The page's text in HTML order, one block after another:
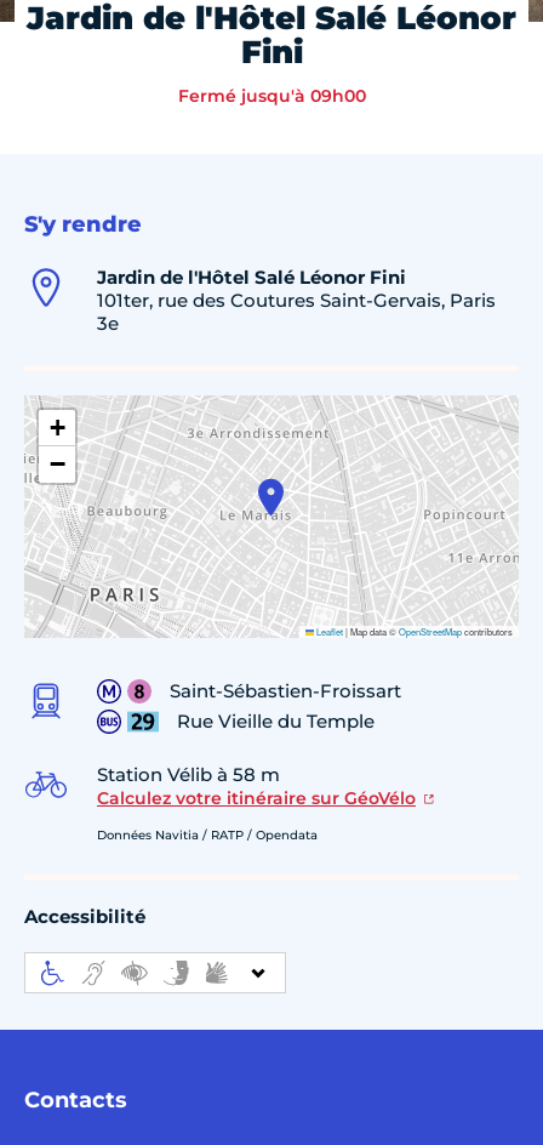
Jardin de l'Hôtel Salé Léonor
Fini
Fermé jusqu'à 09h00
S'y rendre
Jardin de l'Hôtel Salé Léonor Fini
101ter, rue des Coutures Saint-Gervais, Paris
3e
+
−
Leaflet|Map data ©OpenStreetMapcontributors
Saint-Sébastien-Froissart
Rue Vieille du Temple
Station Vélib à 58 m
Calculez votre itinéraire sur GéoVélo
Données Navitia / RATP / Opendata
Accessibilité
Contacts